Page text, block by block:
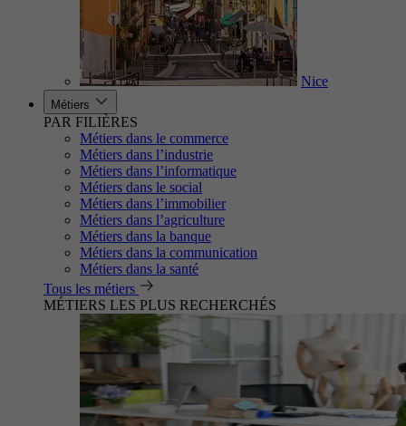
Nice
Métiers
PAR FILIÈRES
Métiers dans le commerce
Métiers dans l’industrie
Métiers dans l’informatique
Métiers dans le social
Métiers dans l’immobilier
Métiers dans l’agriculture
Métiers dans la banque
Métiers dans la communication
Métiers dans la santé
Tous les métiers
MÉTIERS LES PLUS RECHERCHÉS